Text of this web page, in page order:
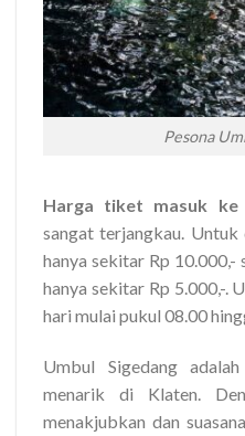
Pesona
Harga tiket masuk ke
sangat terjangkau.
hanya sekitar Rp 10.000,-
hanya sekitar Rp 5.000,-.
hari mulai pukul 08.00
Umbul Sigedang
menarik di Klaten.
menakjubkan dan